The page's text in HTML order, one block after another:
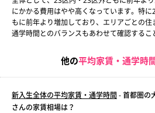
にかかる費用はやや高くなっています。特
もに前年より増加しており、エリアごとの
通学時間とのバランスもあわせて確認するこ
他の平均家賃・通学時
新入生全体の平均家賃・通学時間 - 首都圏の
さんの家賃相場は？